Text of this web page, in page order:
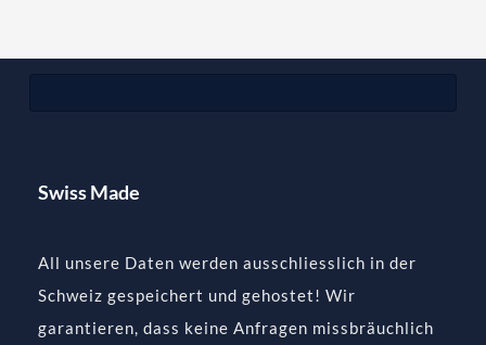
Swiss Made
All unsere Daten werden ausschliesslich in der
Schweiz gespeichert und gehostet! Wir
garantieren, dass keine Anfragen missbräuchlich